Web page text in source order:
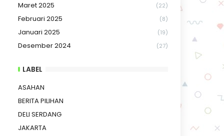
Maret 2025 (22)
Februari 2025 (8)
Januari 2025 (19)
Desember 2024 (27)
LABEL
ASAHAN
BERITA PILIHAN
DELI SERDANG
JAKARTA